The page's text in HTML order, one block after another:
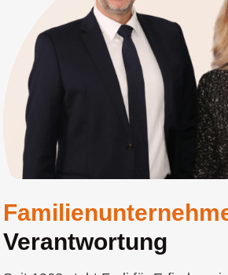
Verantwortung